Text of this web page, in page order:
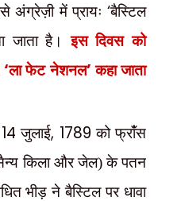
अंग्रेज़ी में प्रायः‘बैस्टिल
जाता है।इस दिवस को
‘ला फेट नेशनल’कहा जाता
14 जुलाई, 1789 को फ्रांँस
किला और जेल) के पतन
भीड़ ने बैस्टिल पर धावा